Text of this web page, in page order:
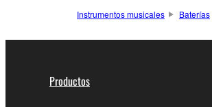
Instrumentos musicales Baterías
Productos